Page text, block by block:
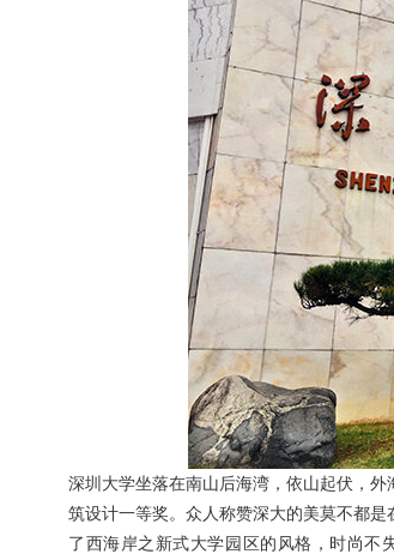
深圳大学坐落在南山后海湾，依山起伏，
筑设计一等奖。众人称赞深大的美莫不都
了西海岸之新式大学园区的风格，时尚不